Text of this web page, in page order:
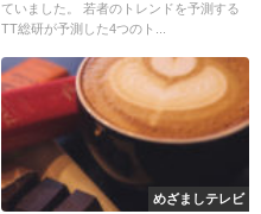
ていました。 若者のトレンドを予測する
TT総研が予測した4つのト...
めざましテレビ